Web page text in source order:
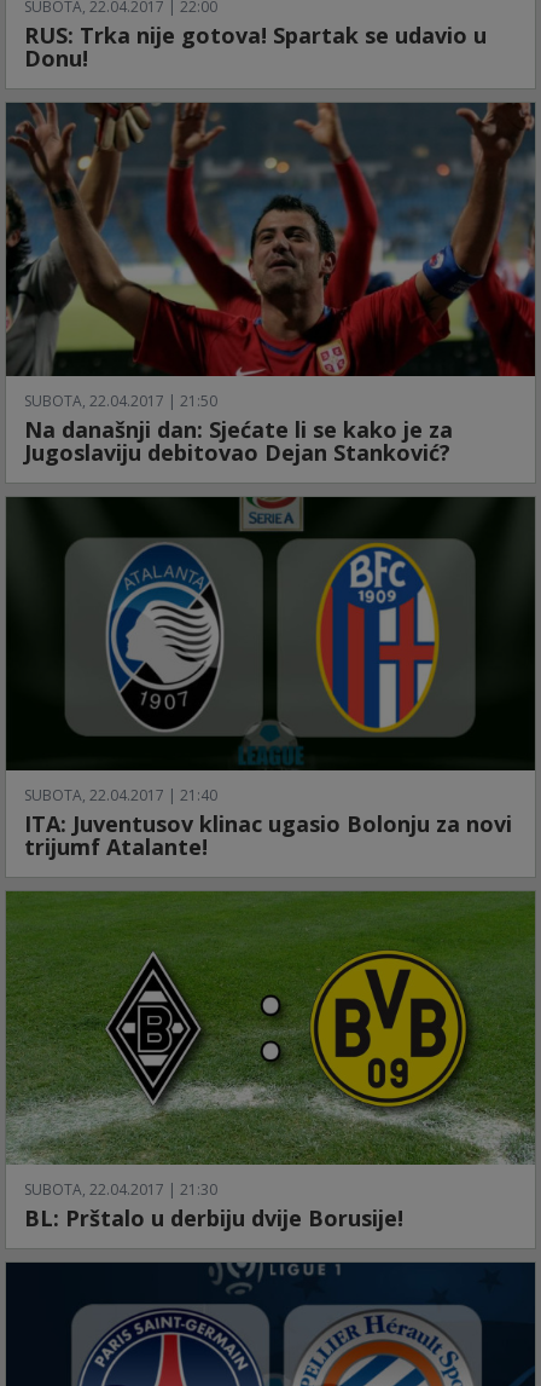
SUBOTA, 22.04.2017 | 22:00
RUS: Trka nije gotova! Spartak se udavio u
Donu!
SUBOTA, 22.04.2017 | 21:50
Na današnji dan: Sjećate li se kako je za
Jugoslaviju debitovao Dejan Stanković?
SUBOTA, 22.04.2017 | 21:40
ITA: Juventusov klinac ugasio Bolonju za novi
trijumf Atalante!
SUBOTA, 22.04.2017 | 21:30
BL: Prštalo u derbiju dvije Borusije!